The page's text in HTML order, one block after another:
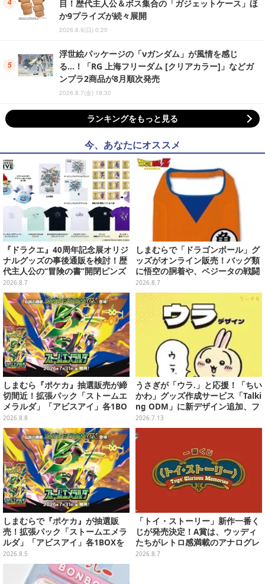
目！歴代主人公＆ボス集合の「ガジェットケース」ほ
か9プライズが続々展開
2026.8.9(日) 0:20
浮世絵パッケージの「νガンダム」が風情を感じ
る…！「RG 上海フリーダム [クリアカラー]」などガ
ンプラ2商品が8月順次発売
2026.8.7(金) 19:30
ランキングをもっと見る
今、あなたにオススメ
『ドラクエ』40周年記念展オリジ
ナルグッズの事後通販を検討！歴
代主人公の“冒険の書”開閉ピンズ
をはじめ、ユニークなＴシャツや
雑貨など
2026.8.7
しまむらで「ドラゴンボール」グ
ッズがオンライン販売！バッグ類
に悟空の胴着や、ベジータの戦闘
服を大胆デザイン
2026.8.7
しまむら『ポケカ』抽選販売が締
切間近！拡張パック「ストームエ
メラルダ」「アビスアイ」各1BO
Xをラインナップ
2026.8.8
うさぎが「ウラ.」と応援！「ちい
かわ」グッズ作成サービス「Talki
ng ODM」に新デザイン追加、フ
ェイスタオルやTシャツなどライ
ンナップ
2026.7.13
しまむらで『ポケカ』が抽選販
売！拡張パック「ストームエメラ
ルダ」「アビスアイ」各1BOXを
ラインナップ
2026.8.5
「トイ・ストーリー」新作一番く
じが発売決定！A賞は、ウッディ
たちがレトロ感満載のアナログレ
コード上を走る姿で立体化
2026.8.7